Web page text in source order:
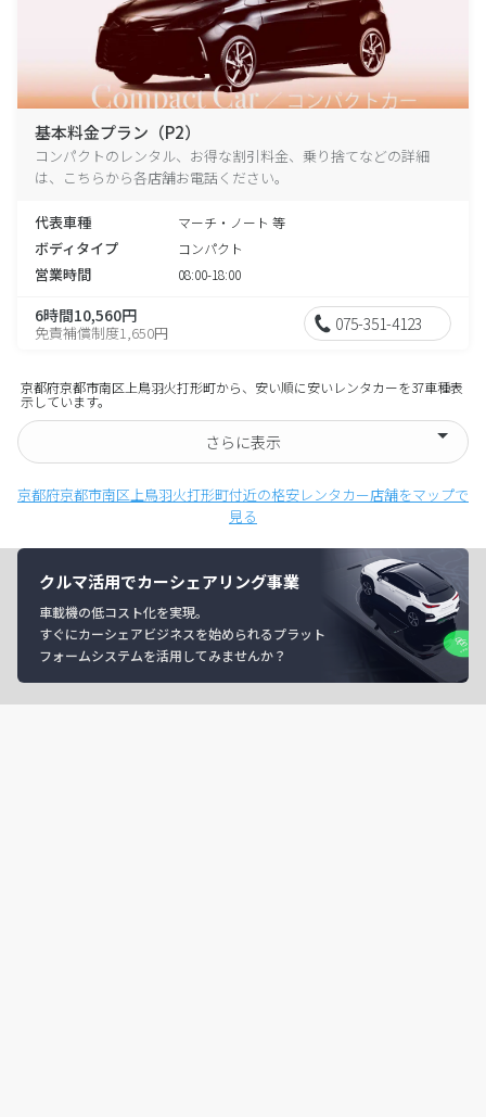
基本料金プラン（P2）
コンパクトのレンタル、お得な割引料金、乗り捨てなどの詳細
は、こちらから各店舗お電話ください。
代表車種 マーチ・ノート 等
ボディタイプ コンパクト
営業時間 08:00-18:00
6時間10,560円
免責補償制度1,650円 075-351-4123
京都府京都市南区上鳥羽火打形町から、安い順に安いレンタカーを37車種表
示しています。
さらに表示
京都府京都市南区上鳥羽火打形町付近の格安レンタカー店舗をマップで
見る
クルマ活用でカーシェアリング事業
車載機の低コスト化を実現。
すぐにカーシェアビジネスを始められるプラット
フォームシステムを活用してみませんか？